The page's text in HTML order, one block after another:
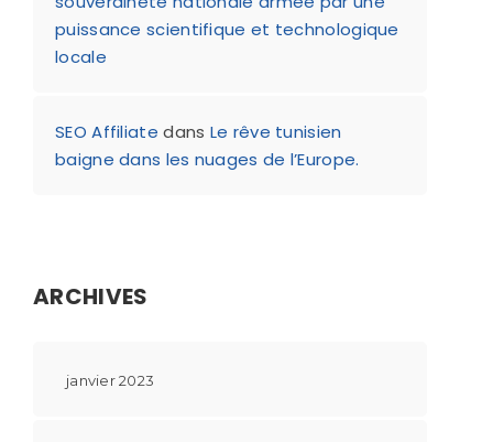
puissance scientifique et technologique
locale
SEO Affiliate dans Le rêve tunisien
baigne dans les nuages de l’Europe.
ARCHIVES
janvier 2023